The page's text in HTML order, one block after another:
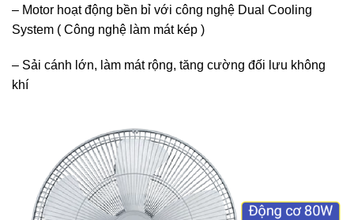
– Motor hoạt động bền bỉ với công nghệ Dual Cooling
System ( Công nghệ làm mát kép )
– Sải cánh lớn, làm mát rộng, tăng cường đối lưu không
khí